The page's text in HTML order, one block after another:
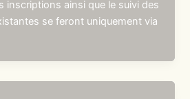
inscriptions ainsi que le suivi des
se feront uniquement via